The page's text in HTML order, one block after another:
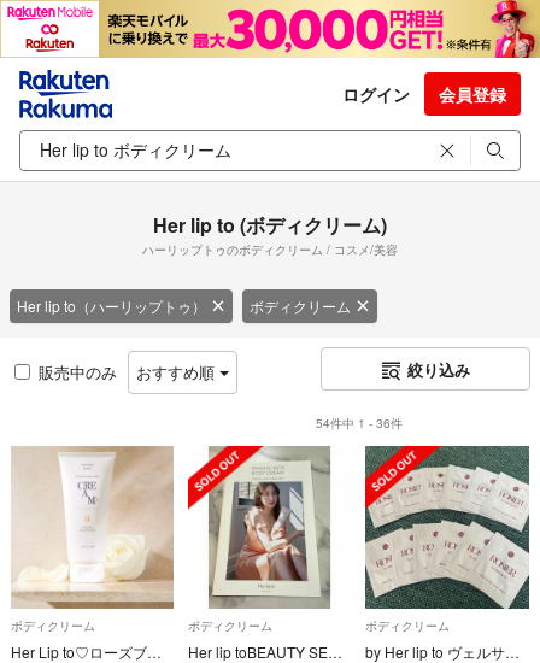
ログイン 会員登録
Her lip to (ボディクリーム)
ハーリップトゥのボディクリーム / コスメ/美容
Her lip to（ハーリップトゥ） ボディクリーム
販売中のみ おすすめ順 絞り込み
54件中 1 - 36件
ボディクリーム
Her Lip to♡ローズブランシュボディクリーム
ボディクリーム
Her lip toBEAUTY SENSUAL RICH BODY CREAM
ボディクリーム
by Her lip to ヴェルサイユフェム ブライトセラム スキンクリーム